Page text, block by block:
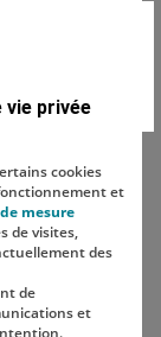
privée
cookies
et
mesure
de visites,
des
de
et